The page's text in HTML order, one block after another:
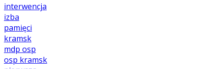
interwencja
izba
pamięci
kramsk
mdp osp
osp kramsk